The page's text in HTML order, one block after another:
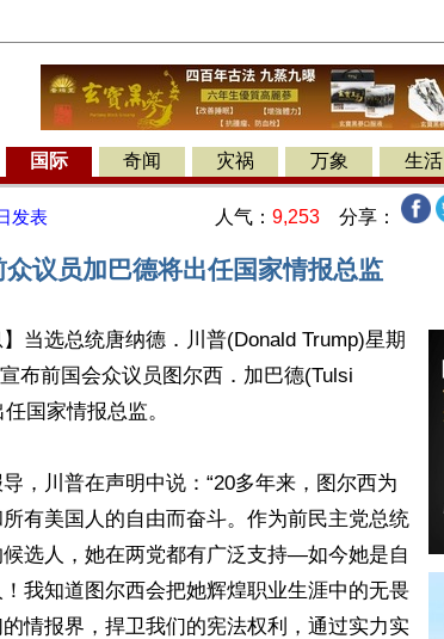
国际 奇闻 灾祸 万象 生活
发表 人气： 9,253 分享：
众议员加巴德将出任国家情报总监
】当选总统唐纳德．川普(Donald Trump)星期
布前国会众议员图尔西．加巴德(Tulsi
国家情报总监。
，川普在声明中说：“20多年来，图尔西为
有美国人的自由而奋斗。作为前民主党总统
选人，她在两党都有广泛支持—如今她是自
我知道图尔西会把她辉煌职业生涯中的无畏
情报界，捍卫我们的宪法权利，通过实力实